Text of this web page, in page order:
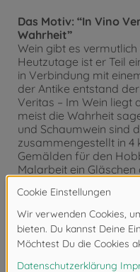
Das Motiv: “In Vino
Wahrheit”
Wein gibt es
Heutzutage ist er Teil
in Verbindung mit
der Antike entstand
Veritas – Im Wein liegt
meist die Wahrheit
und Schaumwein sind
zusammengestellt in 4
Gemälden für den
Malarbeit ein Gläschen
Das Bildformat und
“Meisterklasse
SCHIPPER Arts &
Die Malvorlagen
Leinenstruktur. Diese
verbesserte Optik des